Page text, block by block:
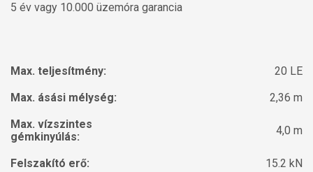
5 év vagy 10.000 üzemóra garancia
Max. teljesítmény:
20 LE
Max. ásási mélység:
2,36 m
Max. vízszintes
gémkinyúlás:
4,0 m
Felszakító erő: 15.2 kN